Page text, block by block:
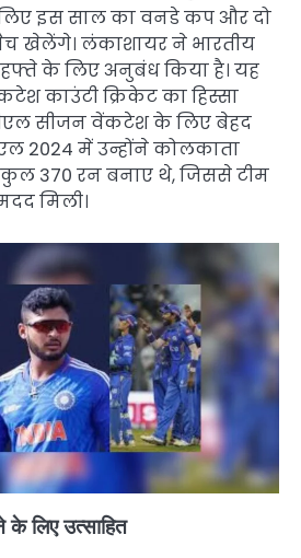
इस साल का वनडे कप और दो
खेलेंगे। लंकाशायर ने भारतीय
के लिए अनुबंध किया है। यह
काउंटी क्रिकेट का हिस्सा
सीजन वेंकटेश के लिए बेहद
2024 में उन्होंने कोलकाता
कुल 370 रन बनाए थे, जिससे टीम
मिली।
लिए उत्साहित